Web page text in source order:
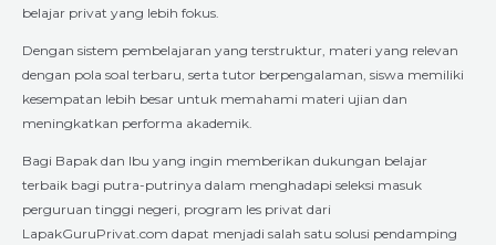
belajar privat yang lebih fokus.
Dengan sistem pembelajaran yang terstruktur, materi yang relevan
dengan pola soal terbaru, serta tutor berpengalaman, siswa memiliki
kesempatan lebih besar untuk memahami materi ujian dan
meningkatkan performa akademik.
Bagi Bapak dan Ibu yang ingin memberikan dukungan belajar
terbaik bagi putra-putrinya dalam menghadapi seleksi masuk
perguruan tinggi negeri, program les privat dari
LapakGuruPrivat.com dapat menjadi salah satu solusi pendamping